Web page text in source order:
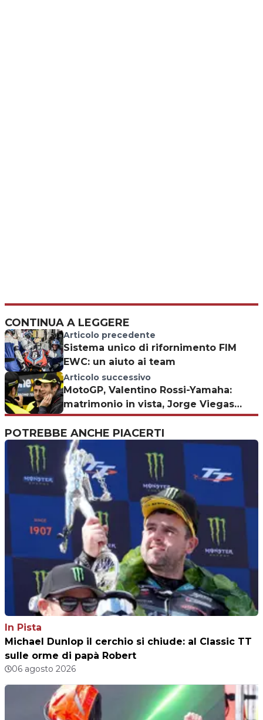
CONTINUA A LEGGERE
Articolo precedente
Sistema unico di rifornimento FIM
EWC: un aiuto ai team
Articolo successivo
MotoGP, Valentino Rossi-Yamaha:
matrimonio in vista, Jorge Viegas
testimone
POTREBBE ANCHE PIACERTI
In Pista
Michael Dunlop il cerchio si chiude: al Classic TT
sulle orme di papà Robert
06 agosto 2026